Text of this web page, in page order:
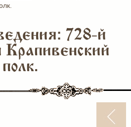
728-й
Крапивенский
полк.